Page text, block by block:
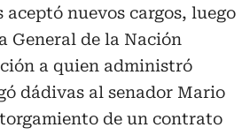
aceptó nuevos cargos, luego
General de la Nación
a quien administró
dádivas al senador Mario
de un contrato